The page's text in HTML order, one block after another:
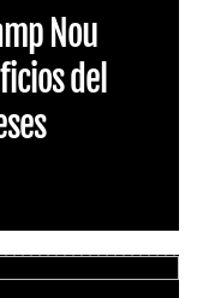
Nou
del